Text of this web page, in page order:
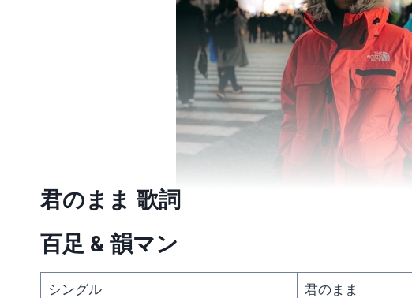
君のまま 歌詞
百足 & 韻マン
シングル 君のまま